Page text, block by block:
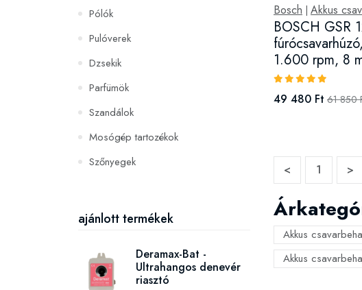
Pólók
Pulóverek
Dzsekik
Parfümök
Szandálok
Mosógép tartozékok
Szőnyegek
Szerszámok és gépek
ajánlott termékek
Deramax-Bat -
Ultrahangos denevér
riasztó
Bosch Akkus
BOSCH GSR
1.600 rpm, 8
49 480 Ft 61 850
< 1 >
Akkus
Akkus